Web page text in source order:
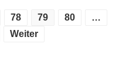
78 79 80
…
Weiter